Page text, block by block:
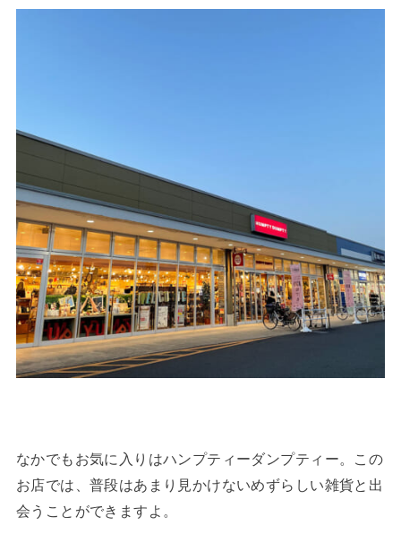
なかでもお気に入りはハンプティーダンプティー。この
お店では、普段はあまり見かけないめずらしい雑貨と出
会うことができますよ。